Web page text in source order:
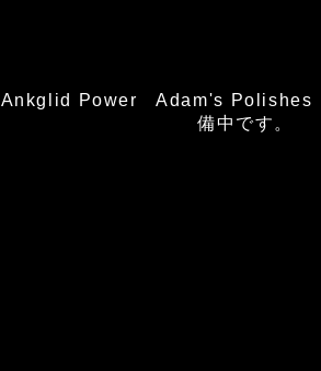
Ankglid Power Adam's Polishes
備中です。